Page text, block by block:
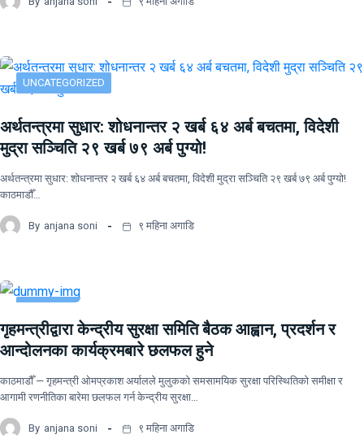
UNCATEGORIZED
अर्थतन्त्रमा सुधार: शोधनान्तर २ खर्ब ६४ अर्ब बचतमा, विदेशी
मुद्रा सञ्चिति २९ खर्ब ७९ अर्ब पुग्यो!
अर्थतन्त्रमा सुधार: शोधनान्तर २ खर्ब ६४ अर्ब बचतमा, विदेशी मुद्रा सञ्चिति २९ खर्ब ७९ अर्ब पुग्यो!
काठमाडौँ…
By anjana soni ९ महिना अगाडि
देश राष्ट्रिय खबर
गृहमन्त्रीद्वारा केन्द्रीय सुरक्षा समिति बैठक आह्वान, प्रदर्शन र
आन्दोलनका कार्यक्रमबारे छलफल हुने
काठमाडौँ — गृहमन्त्री ओमप्रकाश अर्यालले मुलुकको समसामयिक सुरक्षा परिस्थितिको समीक्षा र
आगामी रणनीतिका बारेमा छलफल गर्न केन्द्रीय सुरक्षा…
By anjana soni ९ महिना अगाडि